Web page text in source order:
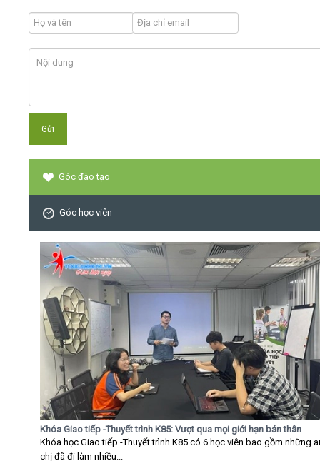
Góc đào tạo
Góc học viên
Khóa Giao tiếp -Thuyết trình K85: Vượt qua mọi giới hạn bản thân
Khóa học Giao tiếp -Thuyết trình K85 có 6 học viên bao gồm những
chị đã đi làm nhiều...